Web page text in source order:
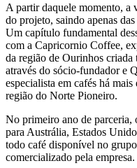
A partir daquele momento,
do projeto, saindo apenas
Um capítulo fundamental
com a Capricornio Coffee,
da região de Ourinhos
através do sócio-fundador e
especialista em cafés há
região do Norte Pioneiro.
No primeiro ano de parceria,
para Austrália, Estados
todo café disponível no
comercializado pela empresa.